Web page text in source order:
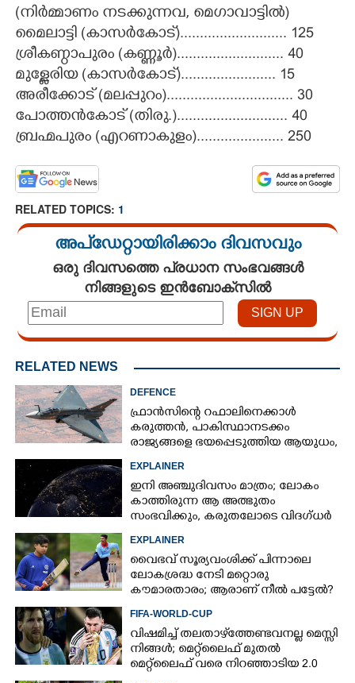
(നിർമ്മാണം നടക്കുന്നവ, മെഗാവാട്ടിൽ)
മൈലാട്ടി (കാസർകോട്)........................... 125
ശ്രീകണ്ഠാപുരം (കണ്ണൂർ)........................... 40
മുള്ളേരിയ (കാസർകോട്)........................ 15
അരീക്കോട് (മലപ്പുറം)................................ 30
പോത്തൻകോട് (തിരു.)............................ 40
ബ്രഹ്മപുരം (എറണാകുളം)...................... 250
RELATED TOPICS: 1
അപ്ഡേറ്റായിരിക്കാം ദിവസവും
ഒരു ദിവസത്തെ പ്രധാന സംഭവങ്ങൾ
നിങ്ങളുടെ ഇൻബോക്സിൽ
RELATED NEWS
DEFENCE
ഫ്രാൻസിന്റെ റഫാലിനെക്കാൾ
കരുത്തൻ,​ പാകിസ്ഥാനടക്കം
രാജ്യങ്ങളെ ഭയപ്പെടുത്തിയ ആയുധം,​
EXPLAINER
ഇനി അഞ്ചുദിവസം മാത്രം; ലോകം
കാത്തിരുന്ന ആ അത്ഭുതം
സംഭവിക്കും, കരുതലോടെ വിദഗ്ധർ
EXPLAINER
വൈഭവ് സൂര്യവംശിക്ക് പിന്നാലെ
ലോകശ്രദ്ധ നേടി മറ്റൊരു
കൗമാരതാരം; ആരാണ് നീൽ പട്ടേൽ?
FIFA-WORLD-CUP
വിഷമിച്ച് തലതാഴ്‌ത്തേണ്ടവനല്ല മെസ്സി
നിങ്ങള്‍; മെറ്റ്‌ലൈഫ് മുതല്‍
മെറ്റ്‌ലൈഫ് വരെ നിറഞ്ഞാടിയ 2.0
Share this link
Copy Link